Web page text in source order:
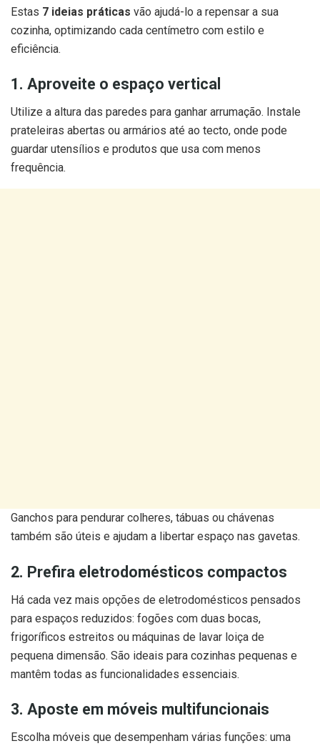
Estas 7 ideias práticas vão ajudá-lo a repensar a sua
cozinha, optimizando cada centímetro com estilo e
eficiência.
1. Aproveite o espaço vertical
Utilize a altura das paredes para ganhar arrumação. Instale
prateleiras abertas ou armários até ao tecto, onde pode
guardar utensílios e produtos que usa com menos
frequência.
Ganchos para pendurar colheres, tábuas ou chávenas
também são úteis e ajudam a libertar espaço nas gavetas.
2. Prefira eletrodomésticos compactos
Há cada vez mais opções de eletrodomésticos pensados
para espaços reduzidos: fogões com duas bocas,
frigoríficos estreitos ou máquinas de lavar loiça de
pequena dimensão. São ideais para cozinhas pequenas e
mantêm todas as funcionalidades essenciais.
3. Aposte em móveis multifuncionais
Escolha móveis que desempenham várias funções: uma